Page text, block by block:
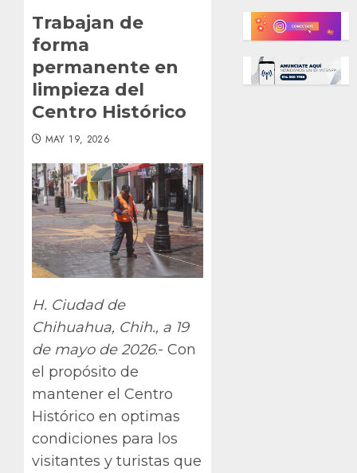
Trabajan de
forma
permanente en
limpieza del
Centro Histórico
MAY 19, 2026
H. Ciudad de
Chihuahua, Chih., a 19
de mayo de 2026.- Con
el propósito de
mantener el Centro
Histórico en optimas
condiciones para los
visitantes y turistas que